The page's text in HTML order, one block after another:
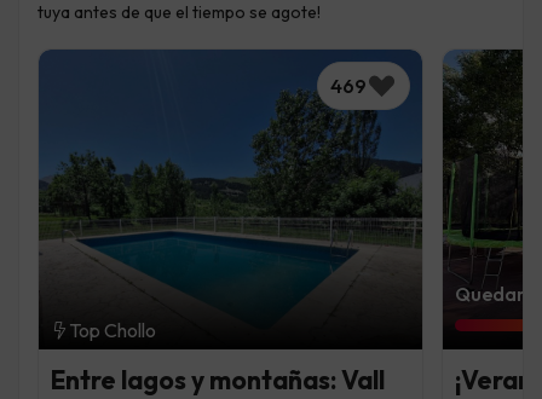
tuya antes de que el tiempo se agote!
469
Top Chollo
Entre lagos y montañas: Vall
Quedan